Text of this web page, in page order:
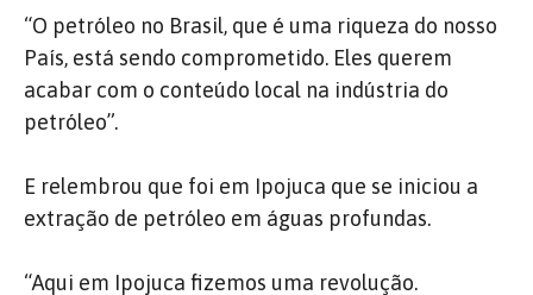
“O petróleo no Brasil, que é uma riqueza do nosso
País, está sendo comprometido. Eles querem
acabar com o conteúdo local na indústria do
petróleo”.
E relembrou que foi em Ipojuca que se iniciou a
extração de petróleo em águas profundas.
“Aqui em Ipojuca fizemos uma revolução.